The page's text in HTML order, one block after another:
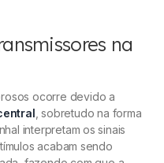
na
ocorre devido a
, sobretudo na forma
interpretam os sinais
acabam sendo